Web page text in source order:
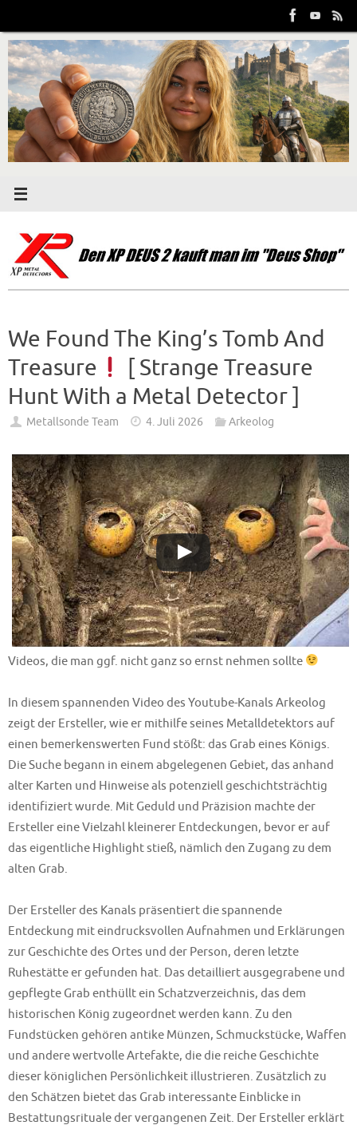
Inhalt
springen
We Found The King’s Tomb And
Treasure
[ Strange Treasure
Hunt With a Metal Detector ]
Metallsonde Team 4. Juli 2026 Arkeolog
Videos, die man ggf. nicht ganz so ernst nehmen sollte
In diesem spannenden Video des Youtube-Kanals Arkeolog
zeigt der Ersteller, wie er mithilfe seines Metalldetektors auf
einen bemerkenswerten Fund stößt: das Grab eines Königs.
Die Suche begann in einem abgelegenen Gebiet, das anhand
alter Karten und Hinweise als potenziell geschichtsträchtig
identifiziert wurde. Mit Geduld und Präzision machte der
Ersteller eine Vielzahl kleinerer Entdeckungen, bevor er auf
das eigentliche Highlight stieß, nämlich den Zugang zu dem
alten Grab.
Der Ersteller des Kanals präsentiert die spannende
Entdeckung mit eindrucksvollen Aufnahmen und Erklärungen
zur Geschichte des Ortes und der Person, deren letzte
Ruhestätte er gefunden hat. Das detailliert ausgegrabene und
gepflegte Grab enthüllt ein Schatzverzeichnis, das dem
historischen König zugeordnet werden kann. Zu den
Fundstücken gehören antike Münzen, Schmuckstücke, Waffen
und andere wertvolle Artefakte, die die reiche Geschichte
dieser königlichen Persönlichkeit illustrieren. Zusätzlich zu
den Schätzen bietet das Grab interessante Einblicke in
Bestattungsrituale der vergangenen Zeit. Der Ersteller erklärt